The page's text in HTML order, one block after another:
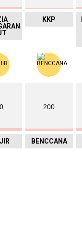
KKP
200
BENCCANA